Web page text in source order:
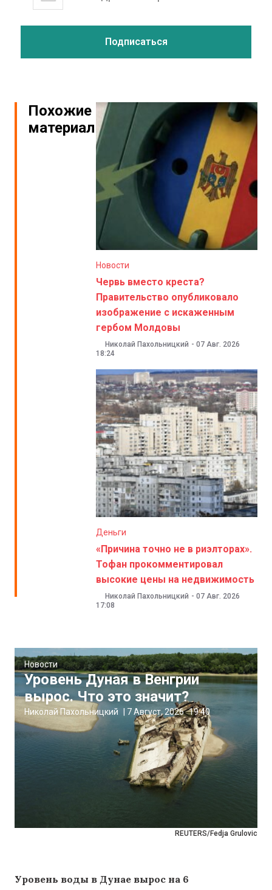
Похожие
материалы
Новости
Червь вместо креста?
Правительство опубликовало
изображение с искаженным
гербом Молдовы
Николай Пахольницкий - 07 Авг. 2026
18:24
Деньги
«Причина точно не в риэлторах».
Тофан прокомментировал
высокие цены на недвижимость
Николай Пахольницкий - 07 Авг. 2026
17:08
REUTERS/Fedja Grulovic
Новости
Уровень Дуная в Венгрии
вырос. Что это значит?
Николай Пахольницкий 7 Август, 2026 19:40
Уровень воды в Дунае вырос на 6